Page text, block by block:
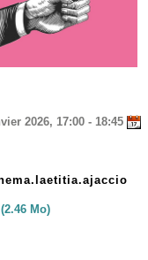
2026, 17:00 - 18:45
(2.46 Mo)